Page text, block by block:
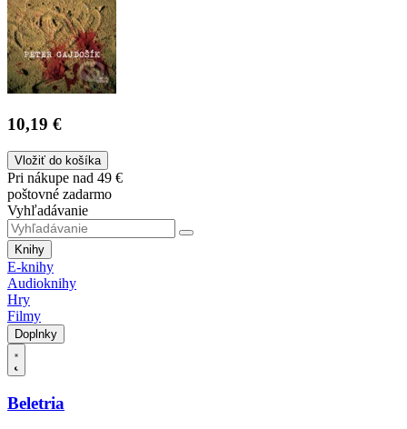
10,19 €
Vložiť do košíka
Pri nákupe nad 49 €
poštovné zadarmo
Vyhľadávanie
Knihy
E-knihy
Audioknihy
Hry
Filmy
Doplnky
Beletria